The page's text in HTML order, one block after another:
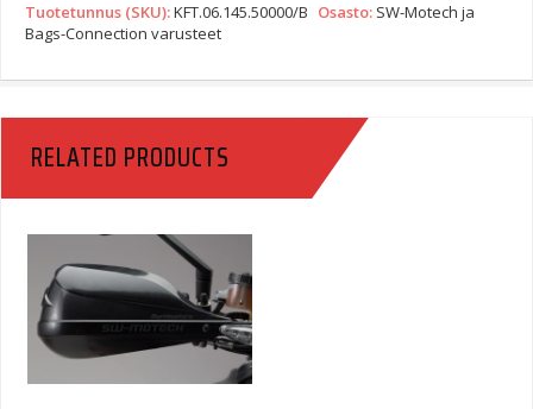
Tuotetunnus (SKU):KFT.06.145.50000/B Osasto: SW-Motech ja
Bags-Connection varusteet
RELATED PRODUCTS